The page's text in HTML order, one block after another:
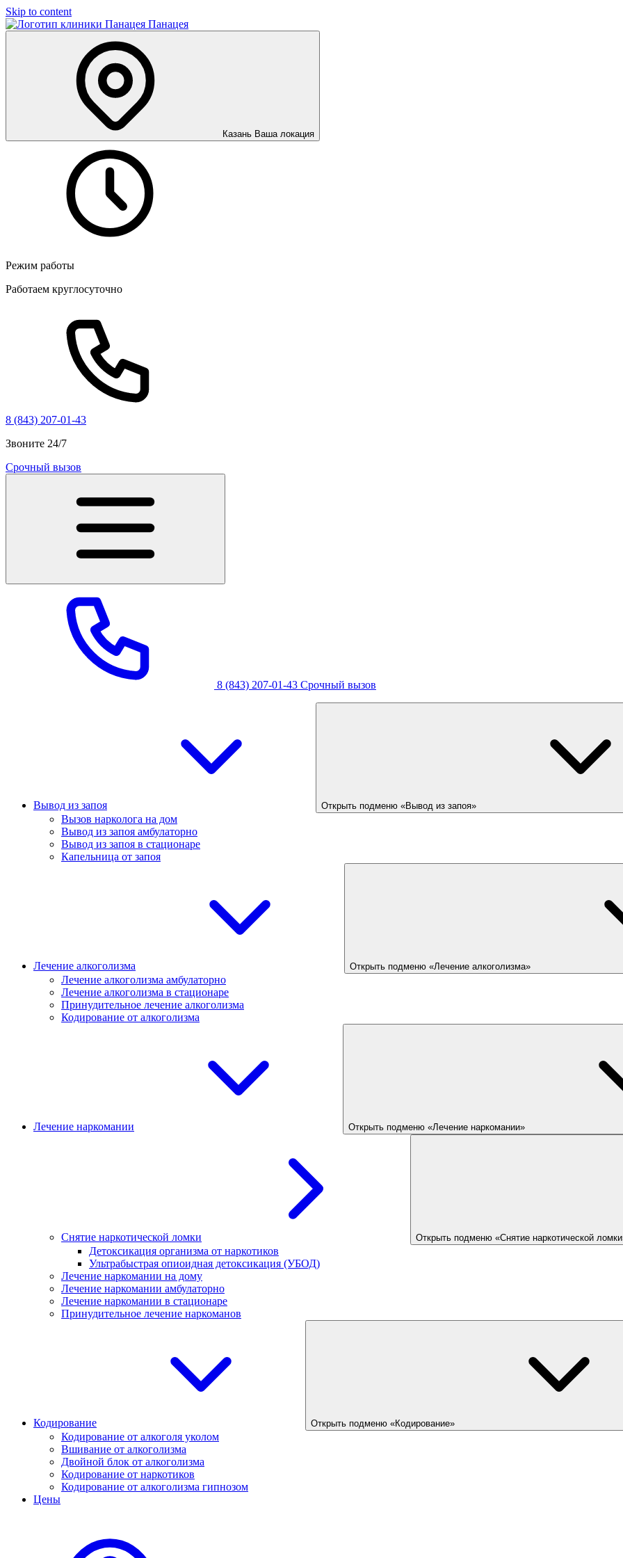
Skip to content
Панацея
Казань Ваша локация
Режим работы
Работаем круглосуточно
8 (843) 207-01-43
Звоните 24/7
Срочный вызов
8 (843) 207-01-43 Срочный вызов
Вывод из запоя Открыть подменю «Вывод из запоя»
Вызов нарколога на дом
Вывод из запоя амбулаторно
Вывод из запоя в стационаре
Капельница от запоя
Лечение алкоголизма Открыть подменю «Лечение алкоголизма»
Лечение алкоголизма амбулаторно
Лечение алкоголизма в стационаре
Принудительное лечение алкоголизма
Кодирование от алкоголизма
Лечение наркомании Открыть подменю «Лечение наркомании»
Снятие наркотической ломки Открыть подменю «Снятие наркотической
Детоксикация организма от наркотиков
Ультрабыстрая опиоидная детоксикация (УБОД)
Лечение наркомании на дому
Лечение наркомании амбулаторно
Лечение наркомании в стационаре
Принудительное лечение наркоманов
Кодирование Открыть подменю «Кодирование»
Кодирование от алкоголя уколом
Вшивание от алкоголизма
Двойной блок от алкоголизма
Кодирование от наркотиков
Кодирование от алкоголизма гипнозом
Цены